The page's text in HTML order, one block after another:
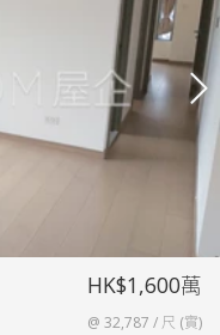
HK$1,600萬
@ 32,787 / 尺 (實)